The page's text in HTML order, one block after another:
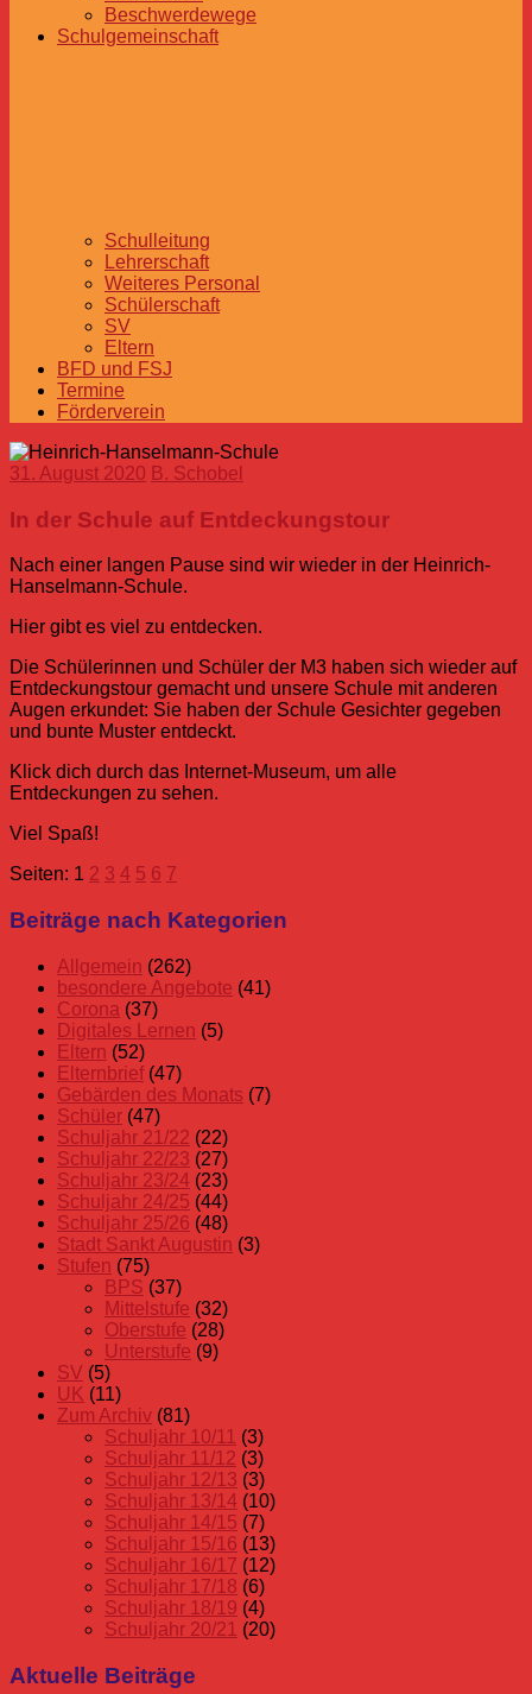
Beschwerdewege
Schulgemeinschaft
Schulleitung
Lehrerschaft
Weiteres Personal
Schülerschaft
SV
Eltern
BFD und FSJ
Termine
Förderverein
31. August 2020 B. Schobel
In der Schule auf Entdeckungstour
Nach einer langen Pause sind wir wieder in der Heinrich-
Hanselmann-Schule.
Hier gibt es viel zu entdecken.
Die Schülerinnen und Schüler der M3 haben sich wieder auf
Entdeckungstour gemacht und unsere Schule mit anderen
Augen erkundet: Sie haben der Schule Gesichter gegeben
und bunte Muster entdeckt.
Klick dich durch das Internet-Museum, um alle
Entdeckungen zu sehen.
Viel Spaß!
Seiten: 1 2 3 4 5 6 7
Beiträge nach Kategorien
Allgemein (262)
besondere Angebote (41)
Corona (37)
Digitales Lernen (5)
Eltern (52)
Elternbrief(47)
Gebärden des Monats (7)
Schüler (47)
Schuljahr 21/22 (22)
Schuljahr 22/23 (27)
Schuljahr 23/24 (23)
Schuljahr 24/25 (44)
Schuljahr 25/26 (48)
Stadt Sankt Augustin (3)
Stufen (75)
BPS (37)
Mittelstufe (32)
Oberstufe (28)
Unterstufe (9)
SV (5)
UK (11)
Zum Archiv (81)
Schuljahr 10/11 (3)
Schuljahr 11/12 (3)
Schuljahr 12/13 (3)
Schuljahr 13/14 (10)
Schuljahr 14/15 (7)
Schuljahr 15/16 (13)
Schuljahr 16/17 (12)
Schuljahr 17/18 (6)
Schuljahr 18/19 (4)
Schuljahr 20/21 (20)
Aktuelle Beiträge